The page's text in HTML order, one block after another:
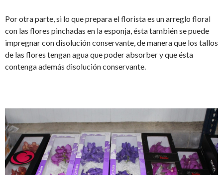
Por otra parte, si lo que prepara el florista es un arreglo floral
con las flores pinchadas en la esponja, ésta también se puede
impregnar con disolución conservante, de manera que los tallos
de las flores tengan agua que poder absorber y que ésta
contenga además disolución conservante.